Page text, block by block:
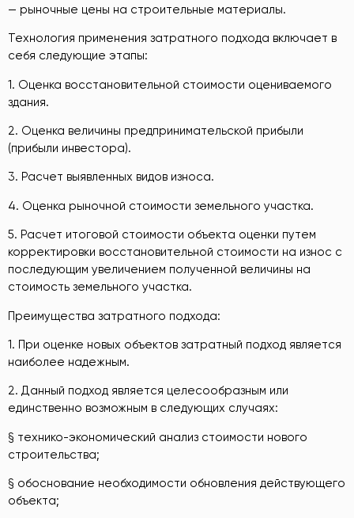
— рыночные цены на строительные материалы.
Технология применения затратного подхода включает в
себя следующие этапы:
1. Оценка восстановительной стоимости оцениваемого
здания.
2. Оценка величины предпринимательской прибыли
(прибыли инвестора).
3. Расчет выявленных видов износа.
4. Оценка рыночной стоимости земельного участка.
5. Расчет итоговой стоимости объекта оценки путем
корректировки восстановительной стоимости на износ с
последующим увеличением полученной величины на
стоимость земельного участка.
Преимущества затратного подхода:
1. При оценке новых объектов затратный подход является
наиболее надежным.
2. Данный подход является целесообразным или
единственно возможным в следующих случаях:
§ технико-экономический анализ стоимости нового
строительства;
§ обоснование необходимости обновления действующего
объекта;